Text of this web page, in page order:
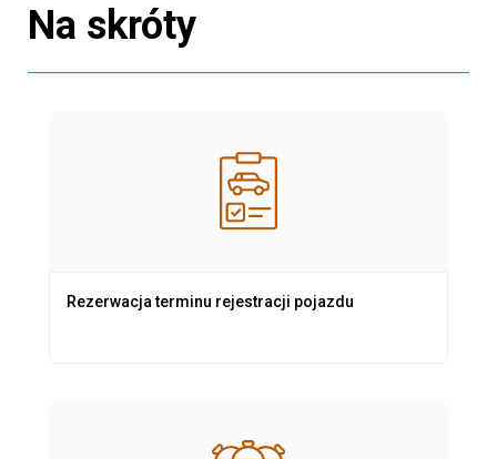
Na skróty
Rezerwacja terminu rejestracji pojazdu